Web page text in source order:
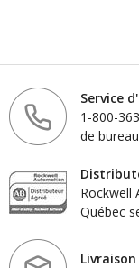
Service
1-800-
de
Rockwell
Québec